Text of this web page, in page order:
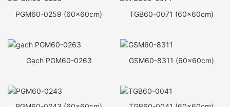
PGM60-0259 (60x60cm) TGB60-0071 (60x60cm)
Gạch PGM60-0263 GSM60-8311 (60x60cm)